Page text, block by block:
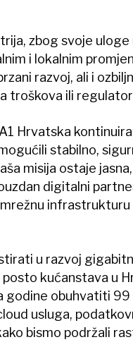
zbog svoje
i lokalnim
razvoj, ali i
troškova ili
Hrvatska
stabilno,
misija ostaje
digitalni
u razvoj
kućanstava u
godine obuhvatiti
usluga,
bismo podržali